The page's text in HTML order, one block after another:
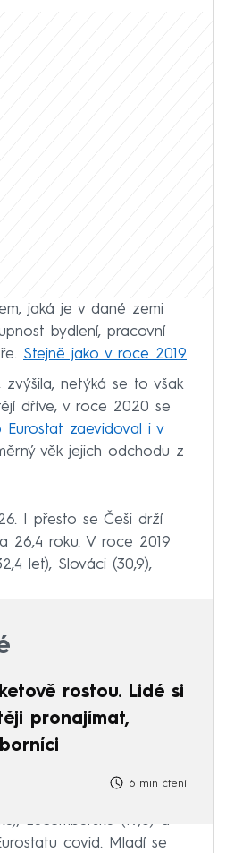
jaká je v dané zemi
bydlení, pracovní
Stejně jako v roce 2019
zvýšila, netýká se to však
dříve, v roce 2020 se
Eurostat zaevidoval i v
věk jejich odchodu z
I přesto se Češi drží
26,4 roku. V roce 2019
let), Slováci (30,9),
rostou. Lidé si
pronajímat,
6 min čtení
Lucembursku (19,8) a
covid. Mladí se